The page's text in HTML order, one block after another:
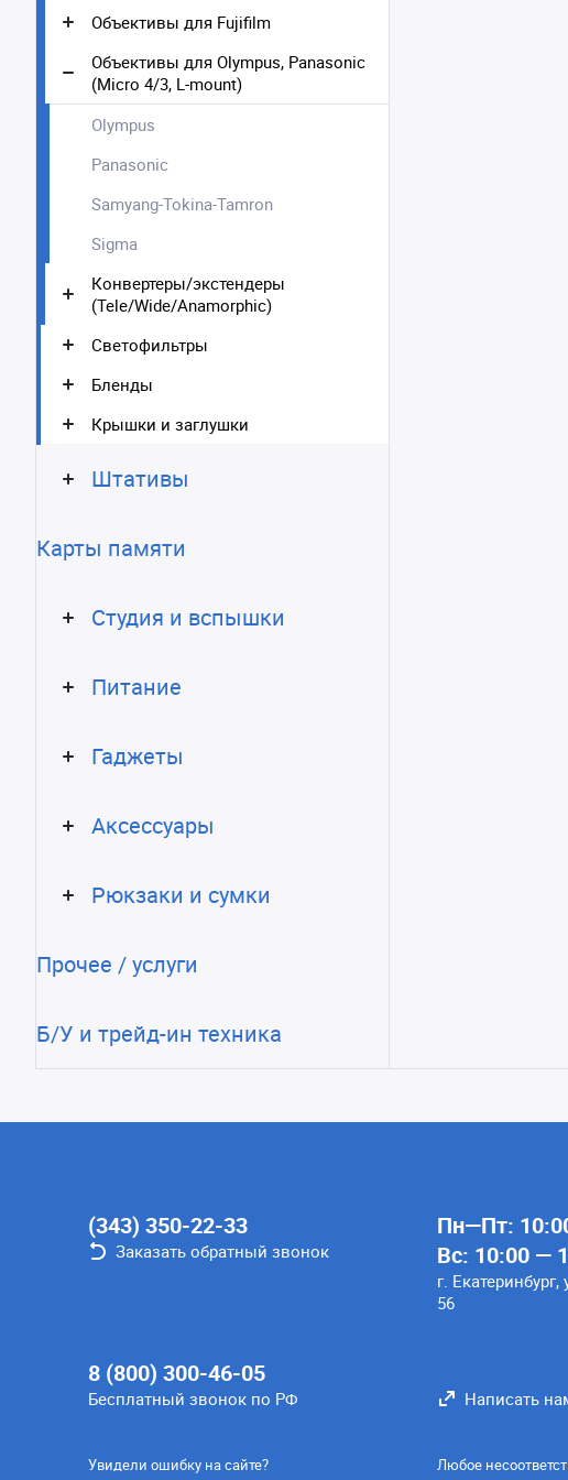
Объективы для Fujifilm
Объективы для Olympus, Panasonic
(Micro 4/3, L-mount)
Olympus
Panasonic
Samyang-Tokina-Tamron
Sigma
Конвертеры/экстендеры
(Tele/Wide/Anamorphic)
Светофильтры
Бленды
Крышки и заглушки
Штативы
Карты памяти
Студия и вспышки
Питание
Гаджеты
Аксессуары
Рюкзаки и сумки
Прочее / услуги
Б/У и трейд-ин техника
(343) 350-22-33
Заказать обратный звонок
8 (800) 300-46-05
Бесплатный звонок по РФ
Пн—Пт:
Вс: 10:00 —
г.
56
Написать
Увидели ошибку на сайте?
Любое